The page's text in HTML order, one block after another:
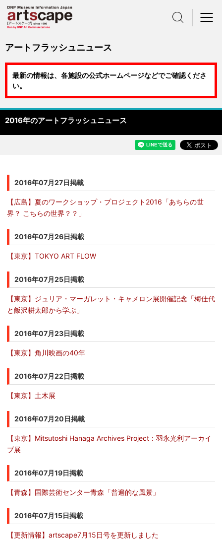
アートフラッシュニュース
最新の情報は、各施設の公式ホームページなどでご確認くださ
い。
2016年のアートフラッシュニュース
2016年07月27日掲載
【広島】夏のワークショップ・プロジェクト2016「あちらの世
界？ こちらの世界？？」
2016年07月26日掲載
【東京】TOKYO ART FLOW
2016年07月25日掲載
【東京】ジュリア・マーガレット・キャメロン展開催記念「梅佳代
と飯沢耕太郎から学ぶ」
2016年07月23日掲載
【東京】角川映画の40年
2016年07月22日掲載
【東京】土木展
2016年07月20日掲載
【東京】Mitsutoshi Hanaga Archives Project：羽永光利アーカイ
ブ展
2016年07月19日掲載
【青森】国際芸術センター青森「普遍的な風景」
2016年07月15日掲載
【更新情報】artscape7月15日号を更新しました
サイト内検索